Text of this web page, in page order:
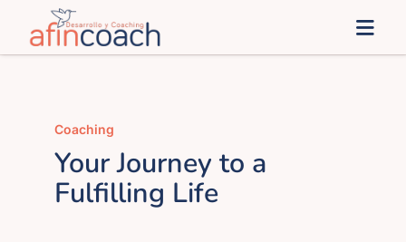
afinSoluciones
Administración Pública
Coaching
Your Journey to a
Fulfilling Life